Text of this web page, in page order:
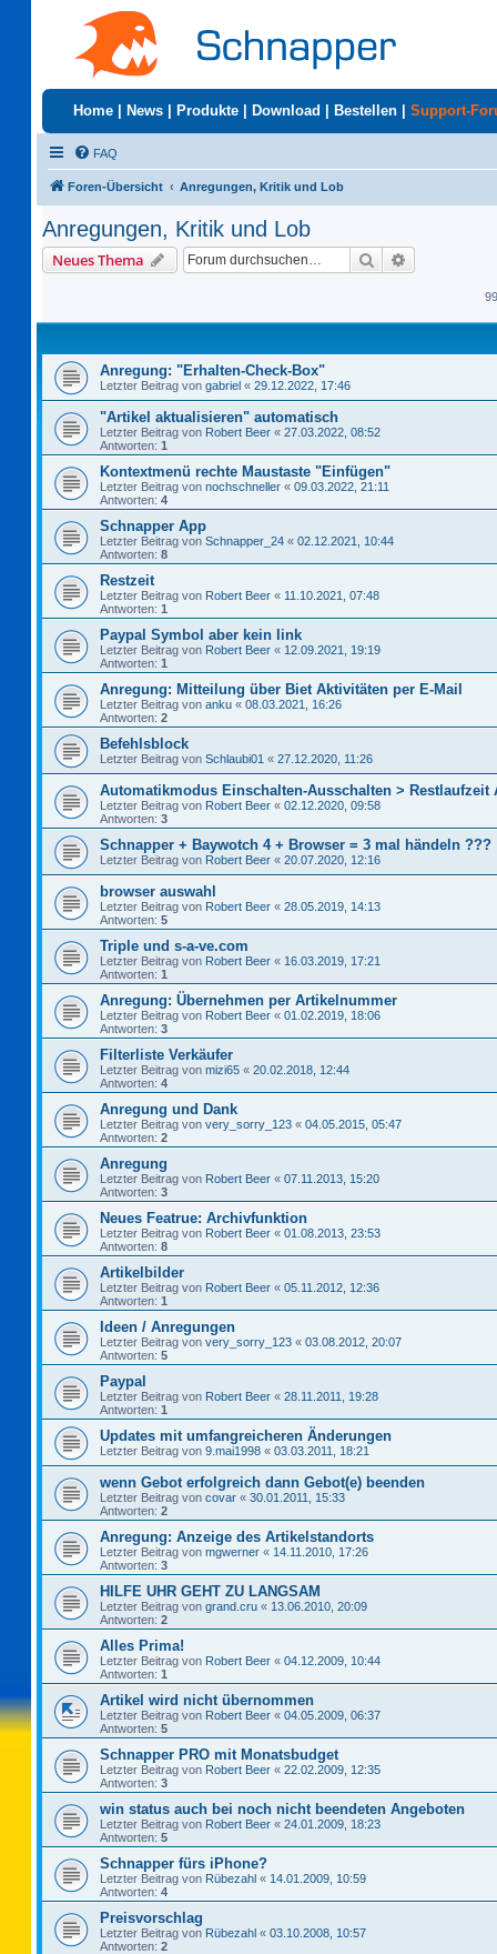
Home News Produkte Download Bestellen Support-
FAQ
Foren-Übersicht Anregungen, Kritik und Lob
Anregungen, Kritik und Lob
Neues Thema Suche
Anregung: "Erhalten-Check-Box"
Letzter Beitrag von gabriel « 29.12.2022, 17:46
"Artikel aktualisieren" automatisch
Letzter Beitrag von Robert Beer « 27.03.2022, 08:52
Antworten: 1
Kontextmenü rechte Maustaste "Einfügen"
Letzter Beitrag von nochschneller « 09.03.2022, 21:11
Antworten: 4
Schnapper App
Letzter Beitrag von Schnapper_24 « 02.12.2021, 10:44
Antworten: 8
Restzeit
Letzter Beitrag von Robert Beer « 11.10.2021, 07:48
Antworten: 1
Paypal Symbol aber kein link
Letzter Beitrag von Robert Beer « 12.09.2021, 19:19
Antworten: 1
Anregung: Mitteilung über Biet Aktivitäten per E-Mail
Letzter Beitrag von anku « 08.03.2021, 16:26
Antworten: 2
Befehlsblock
Letzter Beitrag von Schlaubi01 « 27.12.2020, 11:26
Automatikmodus Einschalten-Ausschalten > Restlaufzeit
Letzter Beitrag von Robert Beer « 02.12.2020, 09:58
Antworten: 3
Schnapper + Baywotch 4 + Browser = 3 mal händeln ???
Letzter Beitrag von Robert Beer « 20.07.2020, 12:16
browser auswahl
Letzter Beitrag von Robert Beer « 28.05.2019, 14:13
Antworten: 5
Triple und s-a-ve.com
Letzter Beitrag von Robert Beer « 16.03.2019, 17:21
Antworten: 1
Anregung: Übernehmen per Artikelnummer
Letzter Beitrag von Robert Beer « 01.02.2019, 18:06
Antworten: 3
Filterliste Verkäufer
Letzter Beitrag von mizi65 « 20.02.2018, 12:44
Antworten: 4
Anregung und Dank
Letzter Beitrag von very_sorry_123 « 04.05.2015, 05:47
Antworten: 2
Anregung
Letzter Beitrag von Robert Beer « 07.11.2013, 15:20
Antworten: 3
Neues Featrue: Archivfunktion
Letzter Beitrag von Robert Beer « 01.08.2013, 23:53
Antworten: 8
Artikelbilder
Letzter Beitrag von Robert Beer « 05.11.2012, 12:36
Antworten: 1
Ideen / Anregungen
Letzter Beitrag von very_sorry_123 « 03.08.2012, 20:07
Antworten: 5
Paypal
Letzter Beitrag von Robert Beer « 28.11.2011, 19:28
Antworten: 1
Updates mit umfangreicheren Änderungen
Letzter Beitrag von 9.mai1998 « 03.03.2011, 18:21
wenn Gebot erfolgreich dann Gebot(e) beenden
Letzter Beitrag von covar « 30.01.2011, 15:33
Antworten: 2
Anregung: Anzeige des Artikelstandorts
Letzter Beitrag von mgwerner « 14.11.2010, 17:26
Antworten: 3
HILFE UHR GEHT ZU LANGSAM
Letzter Beitrag von grand.cru « 13.06.2010, 20:09
Antworten: 2
Alles Prima!
Letzter Beitrag von Robert Beer « 04.12.2009, 10:44
Antworten: 1
Artikel wird nicht übernommen
Letzter Beitrag von Robert Beer « 04.05.2009, 06:37
Antworten: 5
Schnapper PRO mit Monatsbudget
Letzter Beitrag von Robert Beer « 22.02.2009, 12:35
Antworten: 3
win status auch bei noch nicht beendeten Angeboten
Letzter Beitrag von Robert Beer « 24.01.2009, 18:23
Antworten: 5
Schnapper fürs iPhone?
Letzter Beitrag von Rübezahl « 14.01.2009, 10:59
Antworten: 4
Preisvorschlag
Letzter Beitrag von Rübezahl « 03.10.2008, 10:57
Antworten: 2